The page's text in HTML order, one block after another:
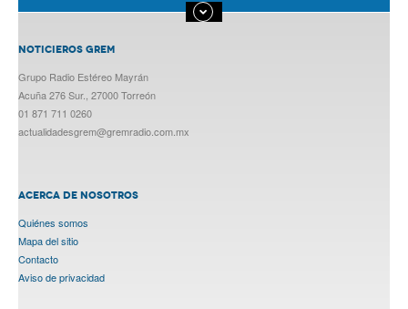
NOTICIEROS GREM
Grupo Radio Estéreo Mayrán
Acuña 276 Sur., 27000 Torreón
01 871 711 0260
actualidadesgrem@gremradio.com.mx
ACERCA DE NOSOTROS
Quiénes somos
Mapa del sitio
Contacto
Aviso de privacidad